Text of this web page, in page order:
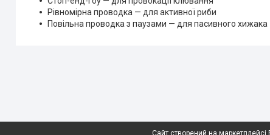
Рівномірна проводка — для активної риби
Повільна проводка з паузами — для пасивного хижака